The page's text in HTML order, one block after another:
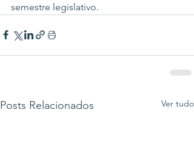
semestre legislativo.
Posts Relacionados Ver tudo